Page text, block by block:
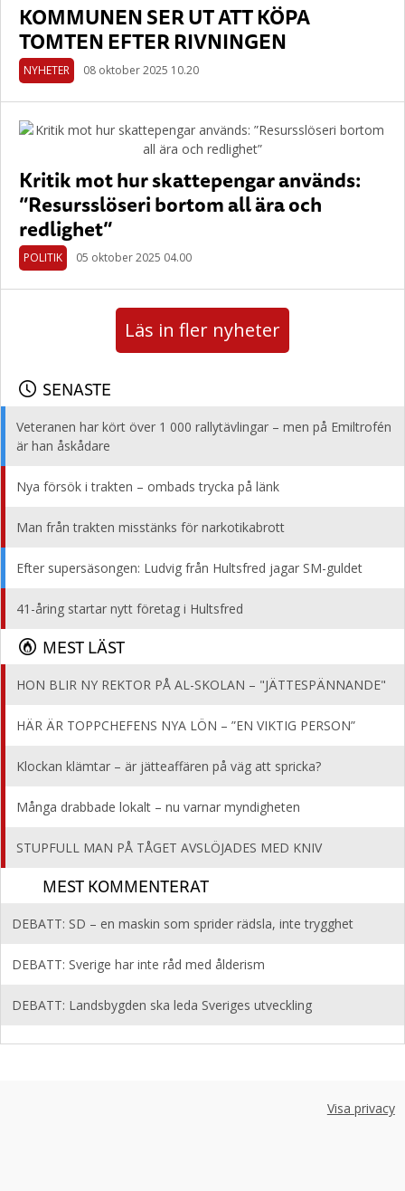
KOMMUNEN SER UT ATT KÖPA
TOMTEN EFTER RIVNINGEN
NYHETER 08 oktober 2025 10.20
Kritik mot hur skattepengar används:
”Resursslöseri bortom all ära och
redlighet”
POLITIK 05 oktober 2025 04.00
Läs in fler nyheter
SENASTE
Veteranen har kört över 1 000 rallytävlingar – men på Emiltrofén
är han åskådare
Nya försök i trakten – ombads trycka på länk
Man från trakten misstänks för narkotikabrott
Efter supersäsongen: Ludvig från Hultsfred jagar SM-guldet
41-åring startar nytt företag i Hultsfred
MEST LÄST
HON BLIR NY REKTOR PÅ AL-SKOLAN – "JÄTTESPÄNNANDE"
HÄR ÄR TOPPCHEFENS NYA LÖN – ”EN VIKTIG PERSON”
Klockan klämtar – är jätteaffären på väg att spricka?
Många drabbade lokalt – nu varnar myndigheten
STUPFULL MAN PÅ TÅGET AVSLÖJADES MED KNIV
MEST KOMMENTERAT
DEBATT: SD – en maskin som sprider rädsla, inte trygghet
DEBATT: Sverige har inte råd med ålderism
DEBATT: Landsbygden ska leda Sveriges utveckling
Visa privacy